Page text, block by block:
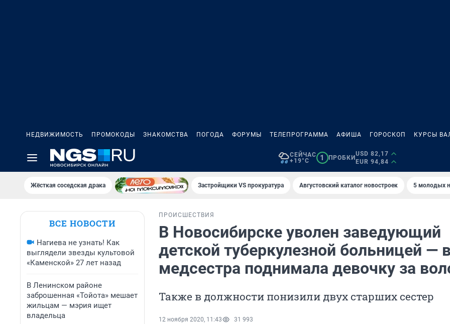
НЕДВИЖИМОСТЬ ПРОМОКОДЫ ЗНАКОМСТВА ПОГОДА ФОРУМЫ ТЕЛЕПРОГРАММА АФИША ГОРОСКОП КУРСЫ
СЕЙЧАС
+19°C
1 ПРОБКИ
USD 82,17
EUR 94,84
Жёсткая соседская драка Застройщики VS прокуратура Августовский каталог новостроек 5 молодых
ВСЕ НОВОСТИ
Нагиева не узнать! Как
выглядели звезды культовой
«Каменской» 27 лет назад
В Ленинском районе
заброшенная «Тойота» мешает
жильцам — мэрия ищет
владельца
ПРОИСШЕСТВИЯ
В Новосибирске уволен заведующий
детской туберкулезной больницей —
медсестра поднимала девочку за
Также в должности понизили двух старших сестер
12 ноября 2020, 11:43 31 993